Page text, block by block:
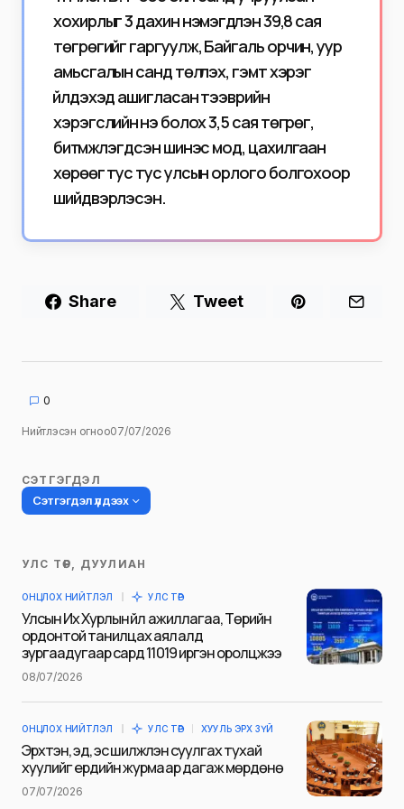
хохирлыг 3 дахин нэмэгдүүлэн 39,8 сая
төгрөгийг гаргуулж, Байгаль орчин, уур
амьсгалын санд төлүүлэх, гэмт хэрэг
үйлдэхэд ашигласан тээврийн
хэрэгслийн үнэ болох 3,5 сая төгрөг,
битүүмжлэгдсэн шинэс мод, цахилгаан
хөрөөг тус тус улсын орлого болгохоор
шийдвэрлэсэн.
Share Tweet
0
Нийтлэсэн огноо07/07/2026
СЭТГЭГДЭЛ
Сэтгэгдэл үлдээх
Таны имэйл хаягийг нийтлэхгүй.
тэмдэглэсэн
Name
УЛС ТӨР, ДУУЛИАН
ОНЦЛОХ НИЙТЛЭЛ УЛС ТӨР
Улсын Их Хурлын үйл ажиллагаа, Төрийн
ордонтой танилцах аялалд
зургаадугаар сард 11019 иргэн оролцжээ
08/07/2026
ОНЦЛОХ НИЙТЛЭЛ УЛС ТӨР ХУУЛЬ ЭРХ ЗҮЙ
Эрхтэн, эд, эс шилжүүлэн суулгах тухай
хуулийг ердийн журмаар дагаж мөрдөнө
07/07/2026